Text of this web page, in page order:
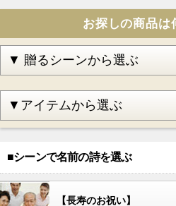
お探しの商品は
■シーンで名前の詩を選ぶ
【長寿のお祝い】